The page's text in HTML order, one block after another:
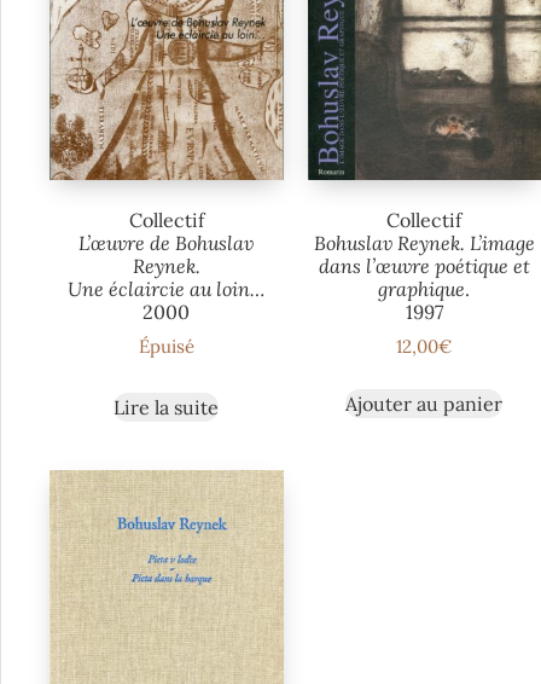
Collectif
L’œuvre de Bohuslav
Reynek.
Une éclaircie au loin…
2000
Épuisé
Lire la suite
Collectif
Bohuslav Reynek. L’image
dans l’œuvre poétique et
graphique.
1997
12,00€
Ajouter au panier